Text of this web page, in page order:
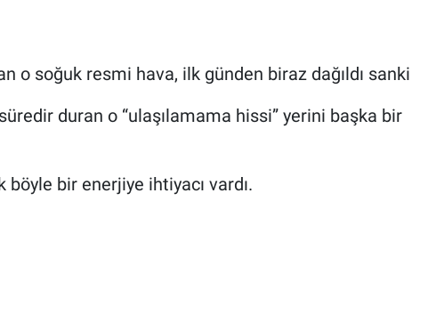
o soğuk resmi hava, ilk günden biraz dağıldı sanki
duran o “ulaşılamama hissi” yerini başka bir
böyle bir enerjiye ihtiyacı vardı.